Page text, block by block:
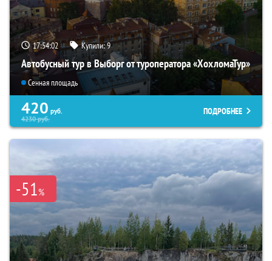
17:54:01 Купили:9
Автобусный тур в Выборг от туроператора «ХохломаТур»
Сенная площадь
420 руб.
4230руб.
ПОДРОБНЕЕ
-51%